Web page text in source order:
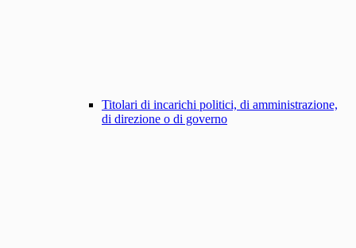
Titolari di incarichi politici, di amministrazione,
di direzione o di governo